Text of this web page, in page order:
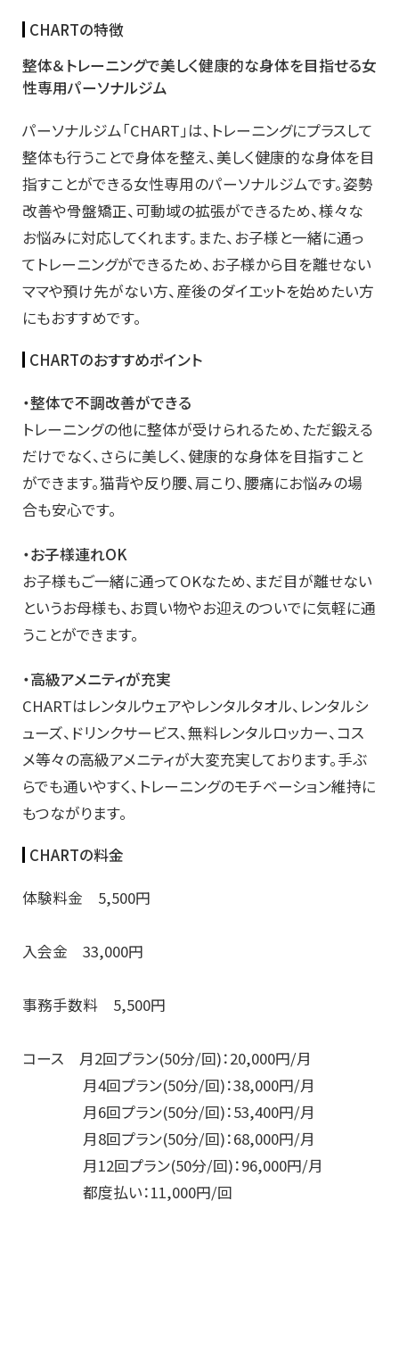
CHARTの特徴
整体＆トレーニングで美しく健康的な身体を目指せる女
性専用パーソナルジム
パーソナルジム「CHART」は、トレーニングにプラスして
整体も行うことで身体を整え、美しく健康的な身体を目
指すことができる女性専用のパーソナルジムです。姿勢
改善や骨盤矯正、可動域の拡張ができるため、様々な
お悩みに対応してくれます。また、お子様と一緒に通っ
てトレーニングができるため、お子様から目を離せない
ママや預け先がない方、産後のダイエットを始めたい方
にもおすすめです。
CHARTのおすすめポイント
・整体で不調改善ができる
トレーニングの他に整体が受けられるため、ただ鍛える
だけでなく、さらに美しく、健康的な身体を目指すこと
ができます。猫背や反り腰、肩こり、腰痛にお悩みの場
合も安心です。
・お子様連れOK
お子様もご一緒に通ってOKなため、まだ目が離せない
というお母様も、お買い物やお迎えのついでに気軽に通
うことができます。
・高級アメニティが充実
CHARTはレンタルウェアやレンタルタオル、レンタルシ
ューズ、ドリンクサービス、無料レンタルロッカー、コス
メ等々の高級アメニティが大変充実しております。手ぶ
らでも通いやすく、トレーニングのモチベーション維持に
もつながります。
CHARTの料金
体験料金 5,500円
入会金 33,000円
事務手数料 5,500円
コース 月2回プラン(50分/回)：20,000円/月
月4回プラン(50分/回)：38,000円/月
月6回プラン(50分/回)：53,400円/月
月8回プラン(50分/回)：68,000円/月
月12回プラン(50分/回)：96,000円/月
都度払い：11,000円/回